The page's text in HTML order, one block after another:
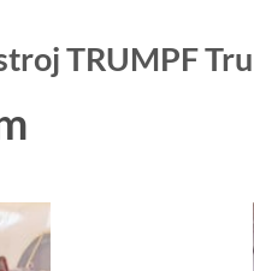
TRUMPF